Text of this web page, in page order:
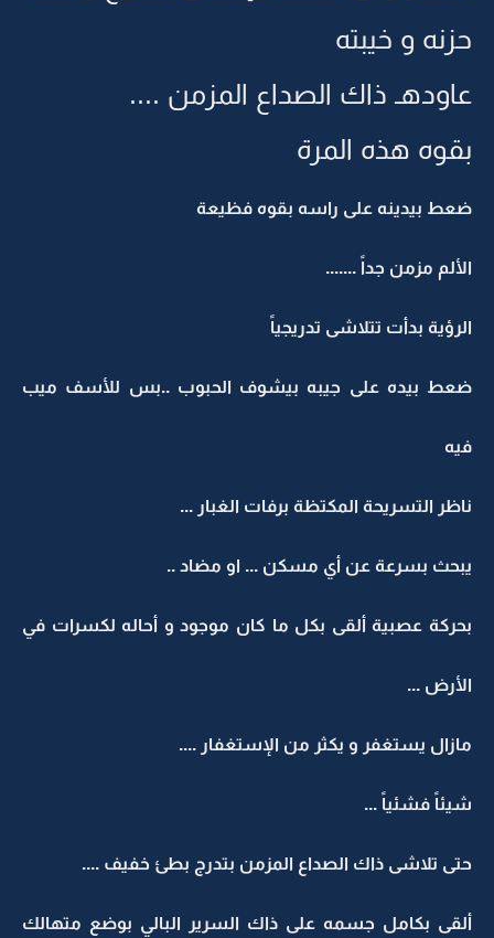
حزنه و خيبته
عاودهـ ذاك الصداع المزمن ....
بقوه هذه المرة
ضعط بيدينه على راسه بقوه فظيعة
الألم مزمن جداً .......
الرؤية بدأت تتلاشى تدريجياً
ضعط بيده على جيبه بيشوف الحبوب ..بس للأسف ميب
فيه
ناظر التسريحة المكتظة برفات الغبار ...
يبحث بسرعة عن أي مسكن ... او مضاد ..
بحركة عصبية ألقى بكل ما كان موجود و أحاله لكسرات في
الأرض ...
مازال يستغفر و يكثر من الإستغفار ....
شيئاً فشئياً ...
حتى تلاشى ذاك الصداع المزمن بتدرج بطئ خفيف ....
ألقى بكامل جسمه على ذاك السرير البالي بوضع متهالك